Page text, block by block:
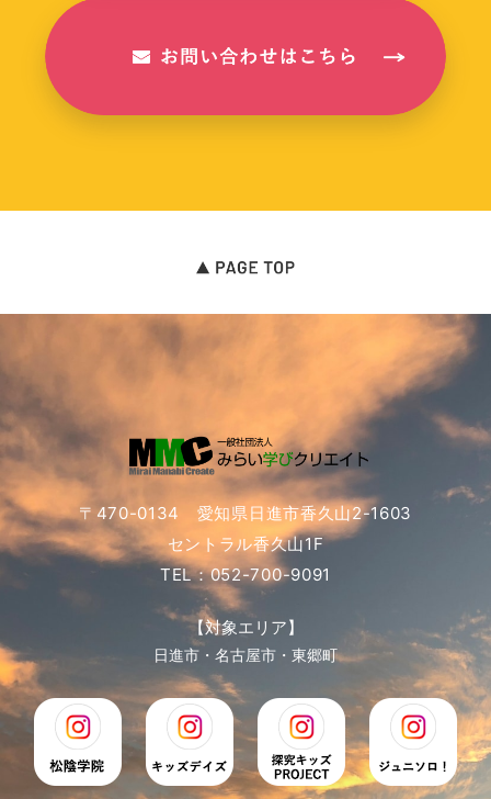
〒470-0134 愛知県日進市香久山2-1603
セントラル香久山1F
TEL：052-700-9091
【対象エリア】
日進市・名古屋市・東郷町